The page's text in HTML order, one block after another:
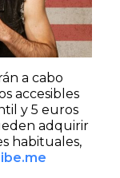
a cabo
accesibles
y 5 euros
adquirir
habituales,